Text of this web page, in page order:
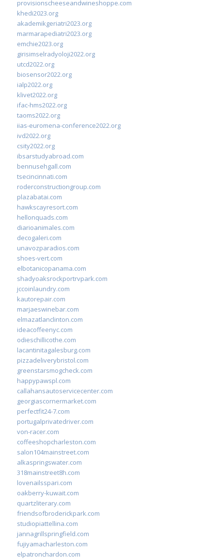
provisionscheeseandwineshoppe.com
khedi2023.org
akademikgeriatri2023.org
marmarapediatri2023.org
emchie2023.org
girisimselradyoloji2022.org
utcd2022.org
biosensor2022.org
ialp2022.org
klivet2022.org
ifac-hms2022.org
taoms2022.org
iias-euromena-conference2022.org
ivd2022.org
csity2022.org
ibsarstudyabroad.com
bennusehgall.com
tsecincinnati.com
roderconstructiongroup.com
plazabatai.com
hawkscayresort.com
hellonquads.com
diarioanimales.com
decogaleri.com
unavozparadios.com
shoes-vert.com
elbotanicopanama.com
shadyoaksrockportrvpark.com
jccoinlaundry.com
kautorepair.com
marjaeswinebar.com
elmazatlanclinton.com
ideacoffeenyc.com
odieschillicothe.com
lacantinitagalesburg.com
pizzadeliverybristol.com
greenstarsmogcheck.com
happypawspl.com
callahansautoservicecenter.com
georgiascornermarket.com
perfectfit24-7.com
portugalprivatedriver.com
von-racer.com
coffeeshopcharleston.com
salon104mainstreet.com
alkaspringswater.com
318mainstreet8h.com
lovenailsspari.com
oakberry-kuwait.com
quartzliterary.com
friendsofbroderickpark.com
studiopiattellina.com
jannagrillspringfield.com
fujiyamacharleston.com
elpatronchardon.com